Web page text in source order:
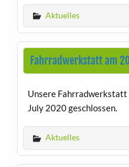
Aktuelles
Fahrradwerkstatt am
Unsere Fahrradwerkstatt
July 2020 geschlossen.
Aktuelles